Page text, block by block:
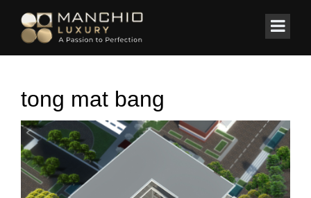
Home/KHÁCH SẠN/ Khách sạn Hòa Xá Tower Hotel Hải Dương
tong mat bang